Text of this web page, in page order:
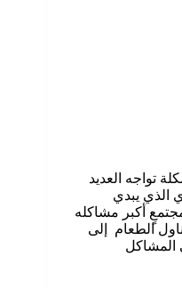
تواجه العديد
الذي يبدي
أكبر مشاكله
الطعام إلى
المشاكل